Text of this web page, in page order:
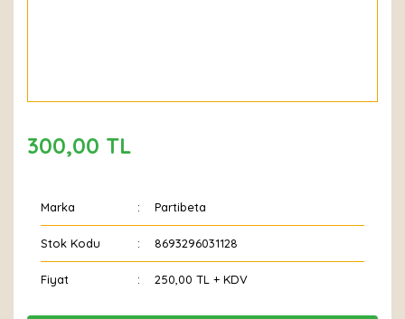
300,00 TL
Marka Partibeta
Stok Kodu 8693296031128
Fiyat 250,00 TL + KDV